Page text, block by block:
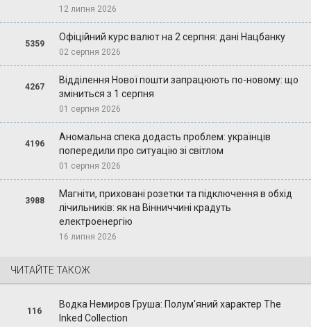
12 липня 2026
5359
Офіційний курс валют на 2 серпня: дані Нацбанку
02 серпня 2026
4267
Відділення Нової пошти запрацюють по-новому: що
зміниться з 1 серпня
01 серпня 2026
4196
Аномальна спека додасть проблем: українців
попередили про ситуацію зі світлом
01 серпня 2026
3988
Магніти, приховані розетки та підключення в обхід
лічильників: як на Вінниччині крадуть
електроенергію
16 липня 2026
ЧИТАЙТЕ ТАКОЖ
116
Водка Немиров Груша: Полум'яний характер The
Inked Collection